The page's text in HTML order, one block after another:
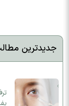
جدیدترین